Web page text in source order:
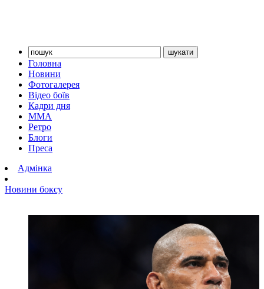
Головна
Новини
Фотогалерея
Відео боїв
Кадри дня
ММА
Ретро
Блоги
Преса
Адмінка
Новини боксу